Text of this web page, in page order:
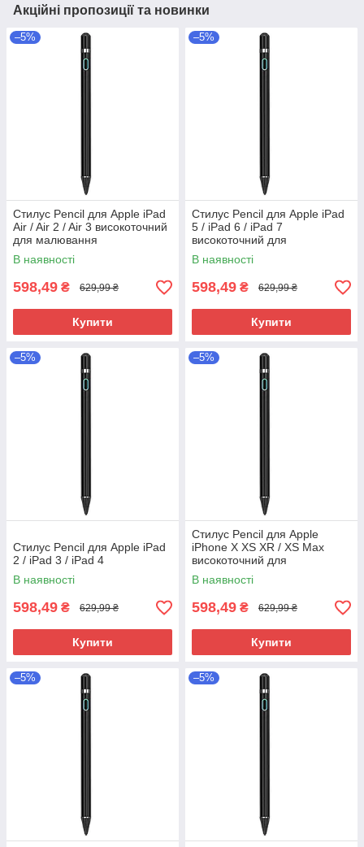
Акційні пропозиції та новинки
–5%
Стилус Pencil для Apple iPad
Air / Air 2 / Air 3 високоточний
для малювання
В наявності
598,49 ₴ 629,99 ₴
Купити
–5%
Стилус Pencil для Apple iPad
5 / iPad 6 / iPad 7
високоточний для
малювання
В наявності
598,49 ₴ 629,99 ₴
Купити
–5%
Стилус Pencil для Apple iPad
2 / iPad 3 / iPad 4
В наявності
598,49 ₴ 629,99 ₴
Купити
–5%
Стилус Pencil для Apple
iPhone X XS XR / XS Max
високоточний для
малювання
В наявності
598,49 ₴ 629,99 ₴
Купити
–5% –5%